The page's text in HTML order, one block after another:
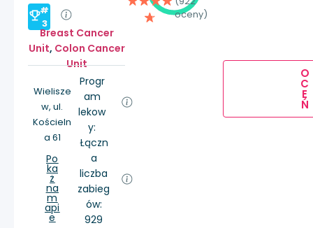
#
3
Breast Cancer
Unit, Colon Cancer
Unit
Wielisze
w, ul.
Kościeln
a 61
Po
ka
ż
na
m
api
e
Progr
am
lekow
y:
Łączn
a
liczba
zabieg
ów:
929
oceny)
O
C
E
Ń